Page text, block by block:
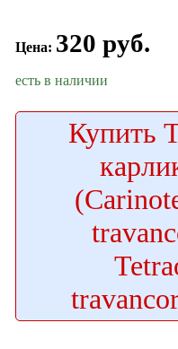
Цена: 320 руб.
есть в наличии
Купить